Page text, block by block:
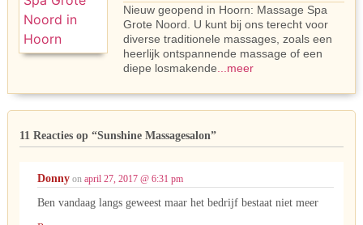
Nieuw geopend in Hoorn: Massage Spa
Grote Noord. U kunt bij ons terecht voor
diverse traditionele massages, zoals een
heerlijk ontspannende massage of een
diepe losmakende ...meer
11 Reacties op “Sunshine Massagesalon”
Donny on april 27, 2017 @ 6:31 pm
Ben vandaag langs geweest maar het bedrijf bestaat niet meer